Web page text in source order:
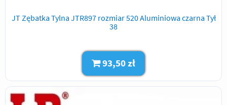
JT Zębatka Tylna JTR897 rozmiar 520 Aluminiowa czarna Tył
38
93,50 zł